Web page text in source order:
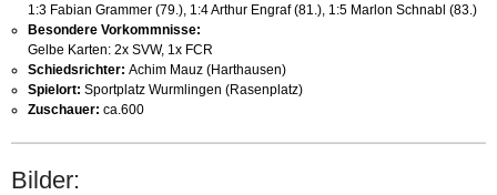
1:3 Fabian Grammer (79.), 1:4 Arthur Engraf (81.), 1:5 Marlon Schnabl (83.)
Besondere Vorkommnisse:
Gelbe Karten: 2x SVW, 1x FCR
Schiedsrichter: Achim Mauz (Harthausen)
Spielort: Sportplatz Wurmlingen (Rasenplatz)
Zuschauer: ca.600
Bilder: